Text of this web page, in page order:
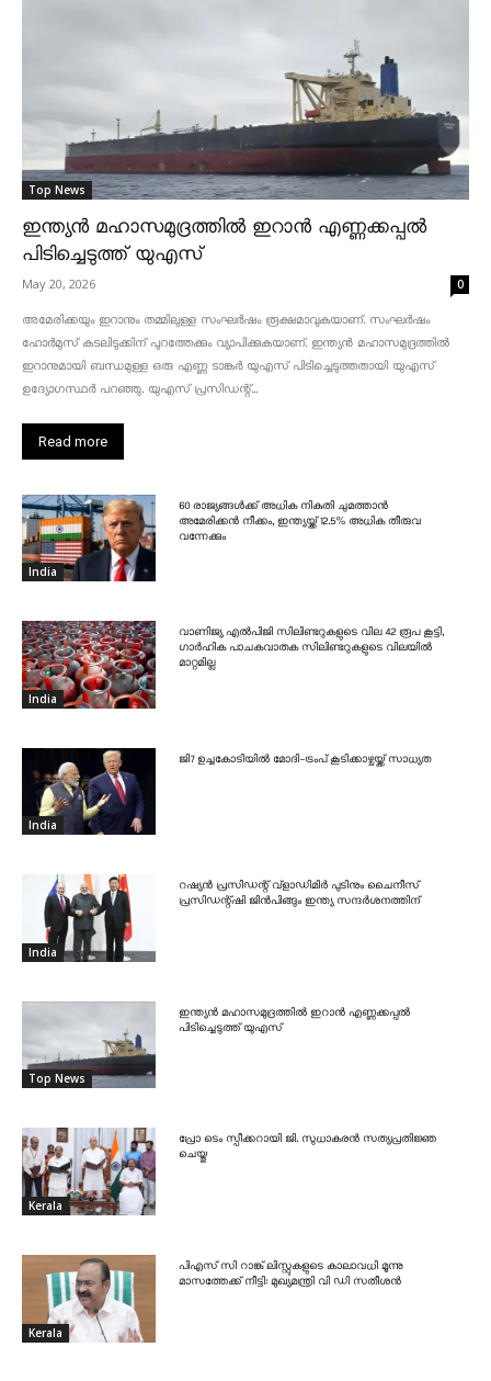
Top News
ഇന്ത്യൻ മഹാസമുദ്രത്തിൽ ഇറാൻ എണ്ണക്കപ്പൽ
പിടിച്ചെടുത്ത് യുഎസ്
May 20, 2026 0
അമേരിക്കയും ഇറാനും തമ്മിലുള്ള സംഘർഷം രൂക്ഷമാവുകയാണ്. സംഘർഷം
ഹോർമുസ് കടലിടുക്കിന് പുറത്തേക്കും വ്യാപിക്കുകയാണ്. ഇന്ത്യൻ മഹാസമുദ്രത്തിൽ
ഇറാനുമായി ബന്ധമുള്ള ഒരു എണ്ണ ടാങ്കർ യുഎസ് പിടിച്ചെടുത്തതായി യുഎസ്
ഉദ്യോഗസ്ഥർ പറഞ്ഞു. യുഎസ് പ്രസിഡന്റ്...
Read more
India
60 രാജ്യങ്ങൾക്ക് അധിക നികുതി ചുമത്താൻ
അമേരിക്കൻ നീക്കം, ഇന്ത്യയ്ക്ക് 12.5% അധിക തീരുവ
വന്നേക്കും
India
വാണിജ്യ എൽപിജി സിലിണ്ടറുകളുടെ വില 42 രൂപ കൂട്ടി,
ഗാർഹിക പാചകവാതക സിലിണ്ടറുകളുടെ വിലയിൽ
മാറ്റമില്ല
India
ജി7 ഉച്ചകോടിയിൽ മോദി-ട്രംപ് കൂടിക്കാഴ്ചയ്ക്ക് സാധ്യത
India
റഷ്യൻ പ്രസിഡന്റ് വ്‌ളാഡിമിർ പുടിനും ചൈനീസ്
പ്രസിഡന്റ്ഷി ജിൻപിങ്ങും ഇന്ത്യ സന്ദർശനത്തിന്
Top News
ഇന്ത്യൻ മഹാസമുദ്രത്തിൽ ഇറാൻ എണ്ണക്കപ്പൽ
പിടിച്ചെടുത്ത് യുഎസ്
Kerala
പ്രോ ടെം സ്പീക്കറായി ജി. സുധാകരൻ സത്യപ്രതിജ്ഞ
ചെയ്തു
Kerala
പിഎസ് സി റാങ്ക് ലിസ്റ്റുകളുടെ കാലാവധി മൂന്നു
മാസത്തേക്ക് നീട്ടി: മുഖ്യമന്ത്രി വി ഡി സതീശൻ